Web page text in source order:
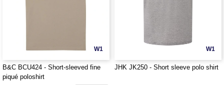
W1
B&C BCU424 - Short-sleeved fine
piqué poloshirt
W1
JHK JK250 - Short sleeve polo shirt